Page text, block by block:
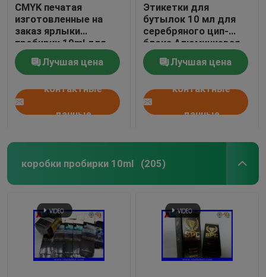
CMYK печатая
изготовленные на
заказ ярлыки
пробирки 10ml для
стеклянных бутылок
медициныЛучшая цена
контактные
данные
Этикетки для
бутылок 10 мл для
серебряного цип-
блока Алюминиевая
фольга
Лучшая цена
контактные
данные
коробки пробирки 10ml (205)